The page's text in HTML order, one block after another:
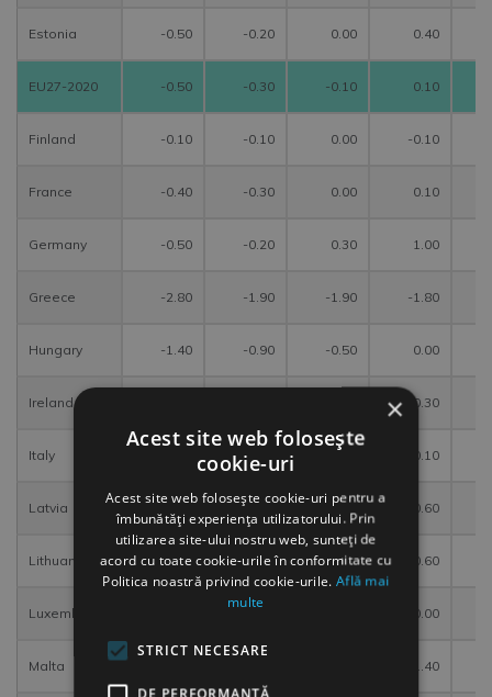
Estonia -0.50 -0.20 0.00 0.40
EU27-2020 -0.50 -0.30 -0.10 0.10
Finland -0.10 -0.10 0.00 -0.10
France -0.40 -0.30 0.00 0.10
Germany -0.50 -0.20 0.30 1.00
Greece -2.80 -1.90 -1.90 -1.80
Hungary -1.40 -0.90 -0.50 0.00
Ireland -0.30
Italy 0.00 -0.10
Latvia -0.30 0.00 0.50 0.60
Lithuania -1.40 -1.50 -1.10 -0.60
Luxembourg 0.00
Malta 1.40
×
Acest site web folosește
cookie-uri
Acest site web folosește cookie-uri pentru a
îmbunătăți experiența utilizatorului. Prin
utilizarea site-ului nostru web, sunteți de
acord cu toate cookie-urile în conformitate cu
Politica noastră privind cookie-urile.Află mai
multe
STRICT NECESARE